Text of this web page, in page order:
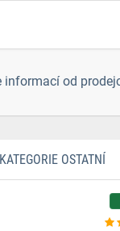
informací od
OSTATNÍ